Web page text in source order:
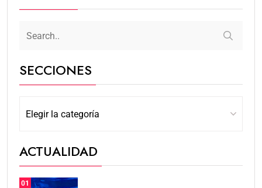
SECCIONES
ACTUALIDAD
01